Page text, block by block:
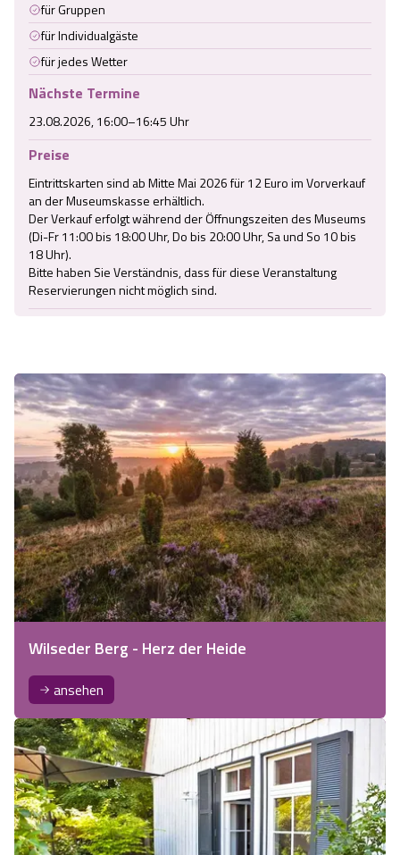
für Gruppen
für Individualgäste
für jedes Wetter
Nächste Termine
23.08.2026, 16:00–16:45 Uhr
Preise
Eintrittskarten sind ab Mitte Mai 2026 für 12 Euro im Vorverkauf
an der Museumskasse erhältlich.
Der Verkauf erfolgt während der Öffnungszeiten des Museums
(Di-Fr 11:00 bis 18:00 Uhr, Do bis 20:00 Uhr, Sa und So 10 bis
18 Uhr).
Bitte haben Sie Verständnis, dass für diese Veranstaltung
Reservierungen nicht möglich sind.
Wilseder Berg - Herz der Heide
ansehen